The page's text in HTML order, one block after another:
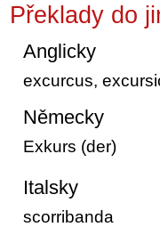
Překlady do
Anglicky
excurcus,
Německy
Exkurs (der)
Italsky
scorribanda